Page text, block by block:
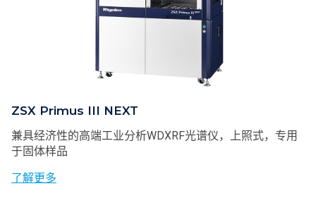
ZSX Primus III NEXT
兼具经济性的高端工业分析WDXRF光谱仪，上照式，专用
于固体样品
了解更多